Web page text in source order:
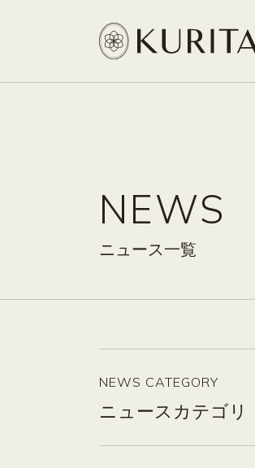
NEWS
ニュース一覧
NEWS CATEGORY
ニュースカテゴリ